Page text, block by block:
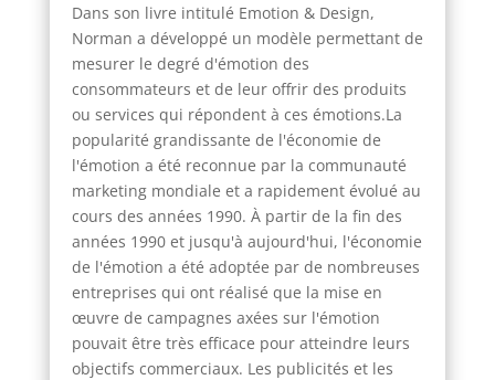
Dans son livre intitulé Emotion & Design,
Norman a développé un modèle permettant de
mesurer le degré d'émotion des
consommateurs et de leur offrir des produits
ou services qui répondent à ces émotions.La
popularité grandissante de l'économie de
l'émotion a été reconnue par la communauté
marketing mondiale et a rapidement évolué au
cours des années 1990. À partir de la fin des
années 1990 et jusqu'à aujourd'hui, l'économie
de l'émotion a été adoptée par de nombreuses
entreprises qui ont réalisé que la mise en
œuvre de campagnes axées sur l'émotion
pouvait être très efficace pour atteindre leurs
objectifs commerciaux. Les publicités et les